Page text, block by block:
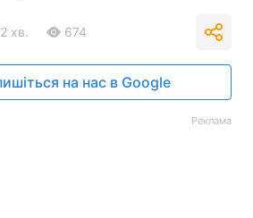
2 хв. 674
на нас в Google
Реклама